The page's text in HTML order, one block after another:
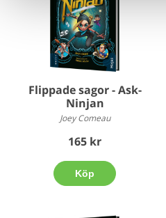
Flippade sagor - Ask-
Ninjan
Joey Comeau
165 kr
Köp